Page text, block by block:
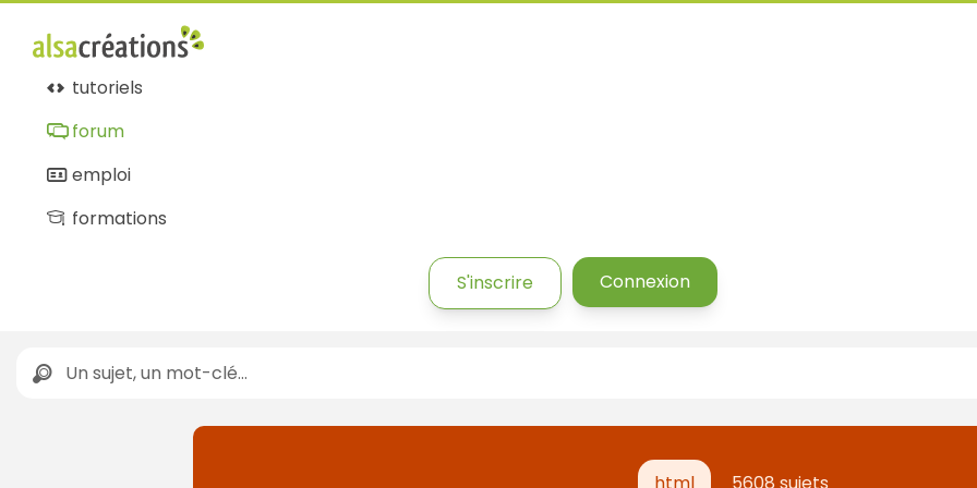
tutoriels
forum
emploi
formations
S'inscrire Connexion